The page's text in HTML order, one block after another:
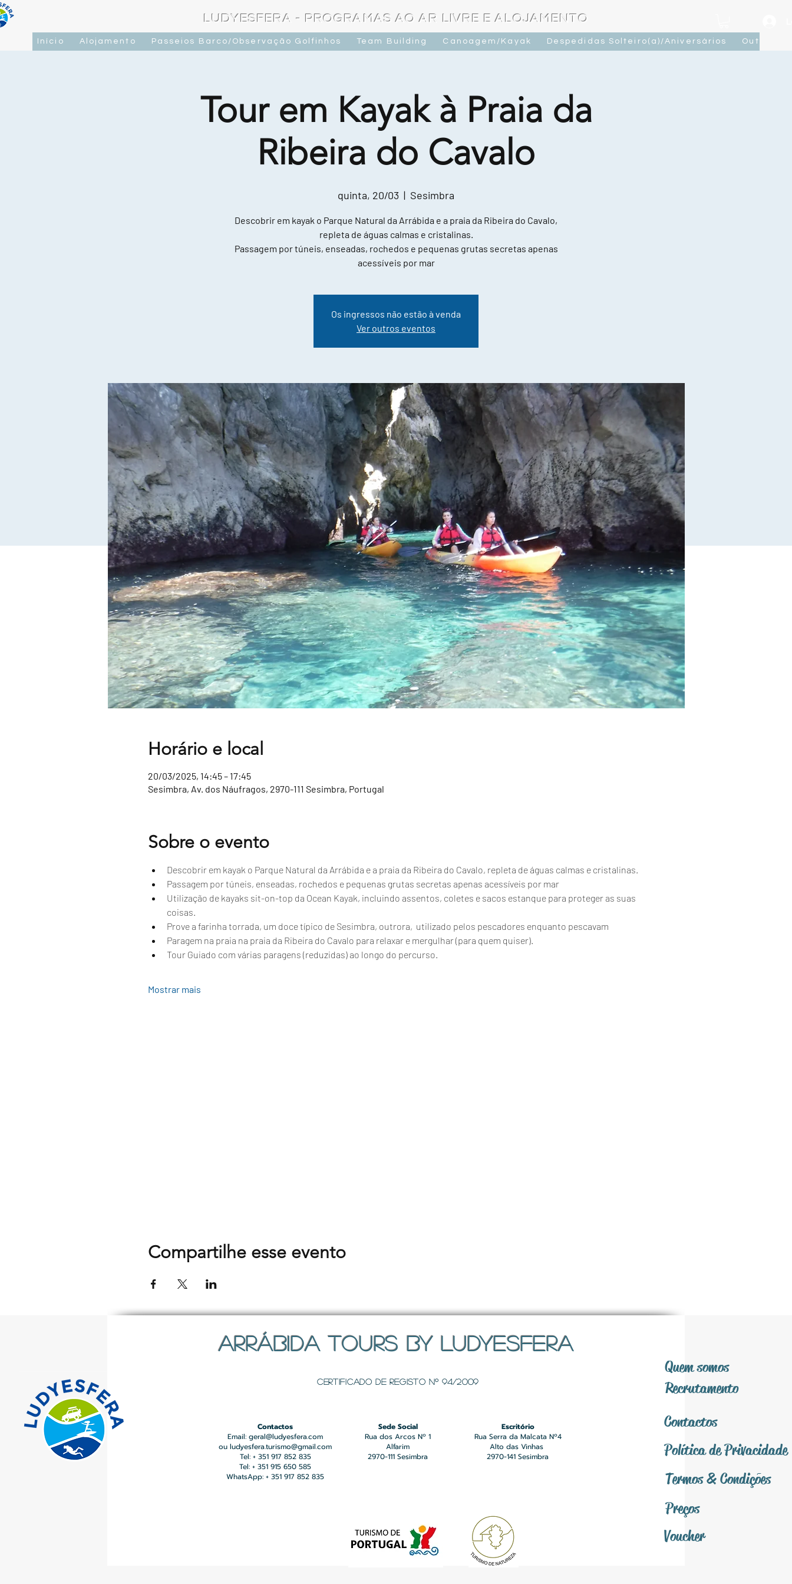
LUDYESFERA - PROGRAMAS AO AR LIVRE E ALOJAMENTO
Início Alojamento Passeios Barco/Observação Golfinhos Team Building Canoagem/Kayak Despedidas Solteiro(a)/Aniversários Outras
Tour em Kayak à Praia da
Ribeira do Cavalo
quinta, 20/03
  |
Sesimbra
Descobrir em kayak o Parque Natural da Arrábida e a praia da Ribeira do Cavalo,
repleta de águas calmas e cristalinas.
Passagem por túneis, enseadas, rochedos e pequenas grutas secretas apenas
acessíveis por mar
Os ingressos não estão à venda
Ver outros eventos
Horário e local
20/03/2025, 14:45 – 17:45
Sesimbra, Av. dos Náufragos, 2970-111 Sesimbra, Portugal
Sobre o evento
Descobrir em kayak o Parque Natural da Arrábida e a praia da Ribeira do Cavalo, repleta de águas calmas e cristalinas.
Passagem por túneis, enseadas, rochedos e pequenas grutas secretas apenas acessíveis por mar
Utilização de kayaks sit-on-top da Ocean Kayak, incluindo assentos, coletes e sacos estanque para proteger as suas
coisas.
Prove a farinha torrada, um doce típico de Sesimbra, outrora,  utilizado pelos pescadores enquanto pescavam
Paragem na praia na praia da Ribeira do Cavalo para relaxar e mergulhar (para quem quiser).
Tour Guiado com várias paragens (reduzidas) ao longo do percurso.
Mostrar mais
Compartilhe esse evento
ARRÁBIDA TOURS BY LUDYESFERA
Certificado de registo Nº 94/2009
Quem somos
Recrutamento
Contactos
Contactos
Email: geral@ludyesfera.com
ou ludyesfera.turismo@gmail.com
Tel: + 351 917 852 835
Tel: + 351 915 650 585
WhatsApp: + 351 917 852 835
Sede Social
Rua dos Arcos Nº 1
Alfarim
2970-111 Sesimbra
Escritório
Rua Serra da Malcata Nº4
Alto das Vinhas
2970-141 Sesimbra
Políticade Privacidade
Termos &Condições
Preços
Voucher